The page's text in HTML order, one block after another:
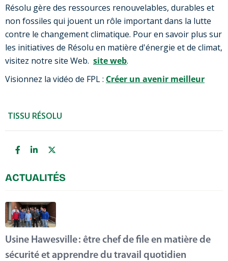
Résolu gère des ressources renouvelables, durables et
non fossiles qui jouent un rôle important dans la lutte
contre le changement climatique. Pour en savoir plus sur
les initiatives de Résolu en matière d'énergie et de climat,
visitez notre site Web. site web.
Visionnez la vidéo de FPL : Créer un avenir meilleur
TISSU RÉSOLU
ACTUALITÉS
Usine Hawesville : être chef de file en matière de
sécurité et apprendre du travail quotidien